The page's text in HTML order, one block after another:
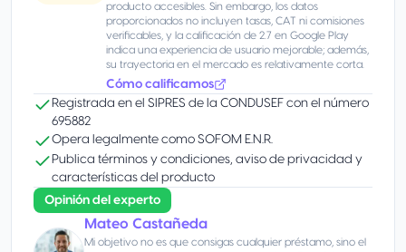
producto accesibles. Sin embargo, los datos
proporcionados no incluyen tasas, CAT ni comisiones
verificables, y la calificación de 2.7 en Google Play
indica una experiencia de usuario mejorable; además,
su trayectoria en el mercado es relativamente corta.
Cómo calificamos
Registrada en el SIPRES de la CONDUSEF con el número
695882
Opera legalmente como SOFOM E.N.R.
Publica términos y condiciones, aviso de privacidad y
características del producto
Opinión del experto
Mateo Castañeda
Mi objetivo no es que consigas cualquier préstamo, sino el